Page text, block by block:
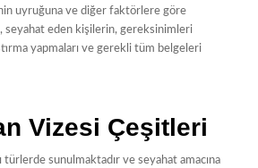
uyruğuna ve diğer faktörlere göre
seyahat eden kişilerin, gereksinimleri
yapmaları ve gerekli tüm belgeleri
Vizesi Çeşitleri
türlerde sunulmaktadır ve seyahat amacına